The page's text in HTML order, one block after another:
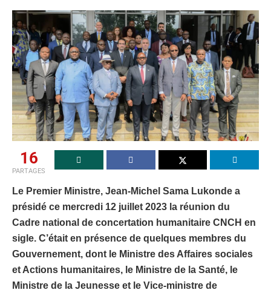
16
PARTAGES
Le Premier Ministre, Jean-Michel Sama Lukonde a
présidé ce mercredi 12 juillet 2023 la réunion du
Cadre national de concertation humanitaire CNCH en
sigle. C’était en présence de quelques membres du
Gouvernement, dont le Ministre des Affaires sociales
et Actions humanitaires, le Ministre de la Santé, le
Ministre de la Jeunesse et le Vice-ministre de